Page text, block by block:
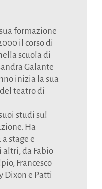
formazione
il corso di
scuola di
Galante
inizia la sua
teatro di
studi sul
Ha
stage e
altri, da Fabio
Francesco
Dixon e Patti